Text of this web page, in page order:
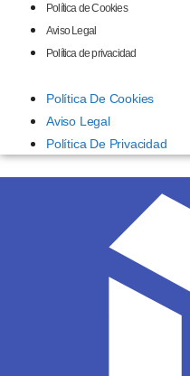
Política de Cookies
Aviso Legal
Política de privacidad
Política De Cookies
Aviso Legal
Política De Privacidad